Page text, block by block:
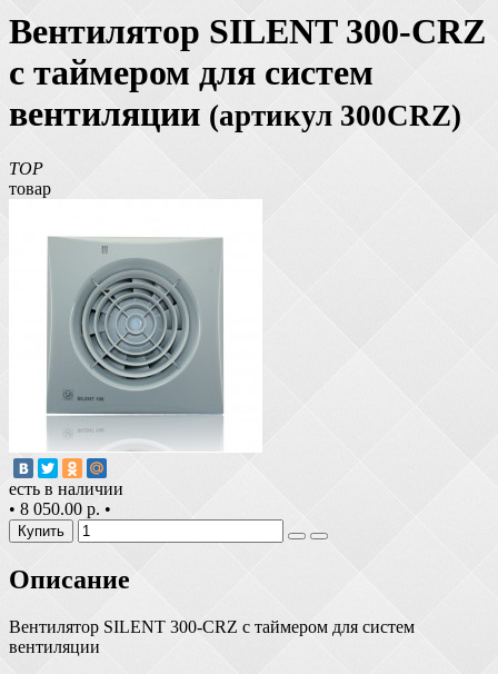
Вентилятор SILENT 300-CRZ
с таймером для систем
вентиляции (артикул 300CRZ)
TOP
товар
есть в наличии
• 8 050.00 р. •
Купить
Описание
Вентилятор SILENT 300-CRZ с таймером для систем
вентиляции